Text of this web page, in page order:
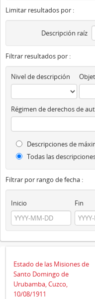
Limitar resultados por :
Descripción raíz
Filtrar resultados por :
Nivel de descripción
Régimen de derechos de
Descripciones de
Todas las
Filtrar por rango de fecha :
Inicio Fin
Estado de las Misiones de
Santo Domingo de
Urubamba, Cuzco,
10/08/1911